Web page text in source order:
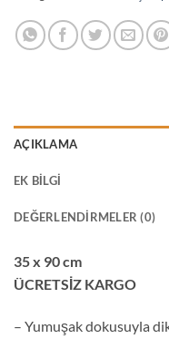
AÇIKLAMA
EK BILGI
DEĞERLENDIRMELER (0)
35 x 90 cm
ÜCRETSİZ KARGO
– Yumuşak dokusuyla